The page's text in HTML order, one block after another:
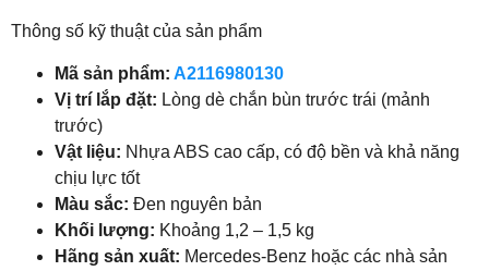
Thông số kỹ thuật của sản phẩm
Mã sản phẩm: A2116980130
Vị trí lắp đặt: Lòng dè chắn bùn trước trái (mảnh
trước)
Vật liệu: Nhựa ABS cao cấp, có độ bền và khả năng
chịu lực tốt
Màu sắc: Đen nguyên bản
Khối lượng: Khoảng 1,2 – 1,5 kg
Hãng sản xuất: Mercedes-Benz hoặc các nhà sản